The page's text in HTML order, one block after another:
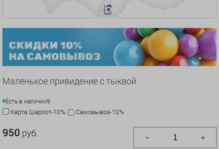
Маленькое привидение с тыквой
Есть в наличии9
Карта Шарлот-10% Самовывоз-10%
950 руб.